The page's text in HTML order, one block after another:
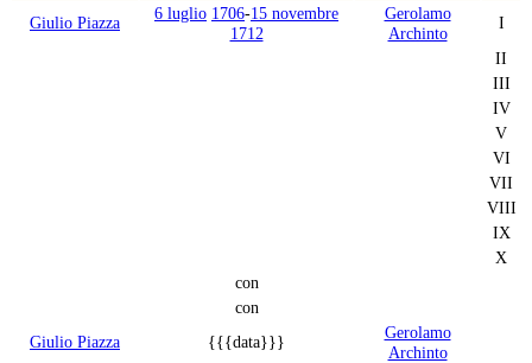
Giulio Piazza 6 luglio 1706-15 novembre
1712
Gerolamo
Archinto
I
II
III
IV
V
VI
VII
VIII
IX
X
con
con
Giulio Piazza
{{{data}}}
Gerolamo
Archinto